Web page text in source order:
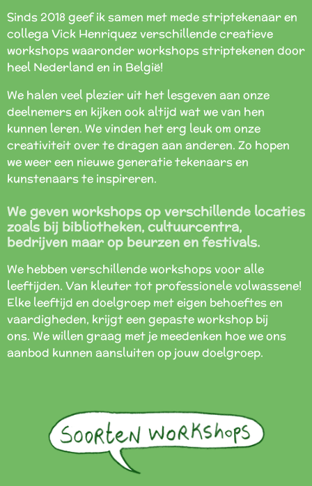
Sinds 2018 geef ik samen met mede striptekenaar en
collega Vick Henriquez verschillende creatieve
workshops waaronder workshops striptekenen door
heel Nederland en in België!
We halen veel plezier uit het lesgeven aan onze
deelnemers en kijken ook altijd wat we van hen
kunnen leren. We vinden het erg leuk om onze
creativiteit over te dragen aan anderen. Zo hopen
we weer een nieuwe generatie tekenaars en
kunstenaars te inspireren.
We geven workshops op verschillende locaties
zoals bij bibliotheken, cultuurcentra,
bedrijven maar op beurzen en festivals.
We hebben verschillende workshops voor alle
leeftijden. Van kleuter tot professionele volwassene!
Elke leeftijd en doelgroep met eigen behoeftes en
vaardigheden, krijgt een gepaste workshop bij
ons. We willen graag met je meedenken hoe we ons
aanbod kunnen aansluiten op jouw doelgroep.